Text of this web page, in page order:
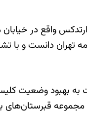
واقع در
تهران دانست و با
به بهبود وضعیت
قبرستان‌های